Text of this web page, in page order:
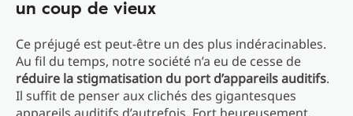
un coup de vieux
Ce préjugé est peut-être un des plus indéracinables.
Au fil du temps, notre société n’a eu de cesse de
réduire la stigmatisation du port d’appareils auditifs.
Il suffit de penser aux clichés des gigantesques